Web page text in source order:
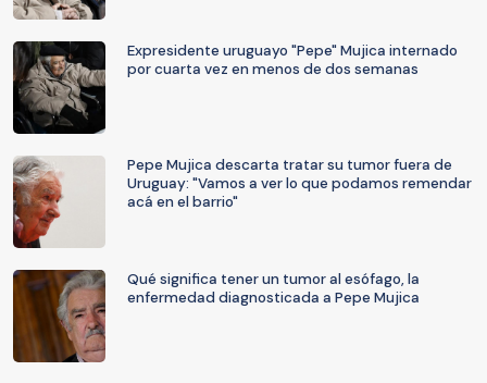
Expresidente uruguayo "Pepe" Mujica internado
por cuarta vez en menos de dos semanas
Pepe Mujica descarta tratar su tumor fuera de
Uruguay: "Vamos a ver lo que podamos remendar
acá en el barrio"
Qué significa tener un tumor al esófago, la
enfermedad diagnosticada a Pepe Mujica